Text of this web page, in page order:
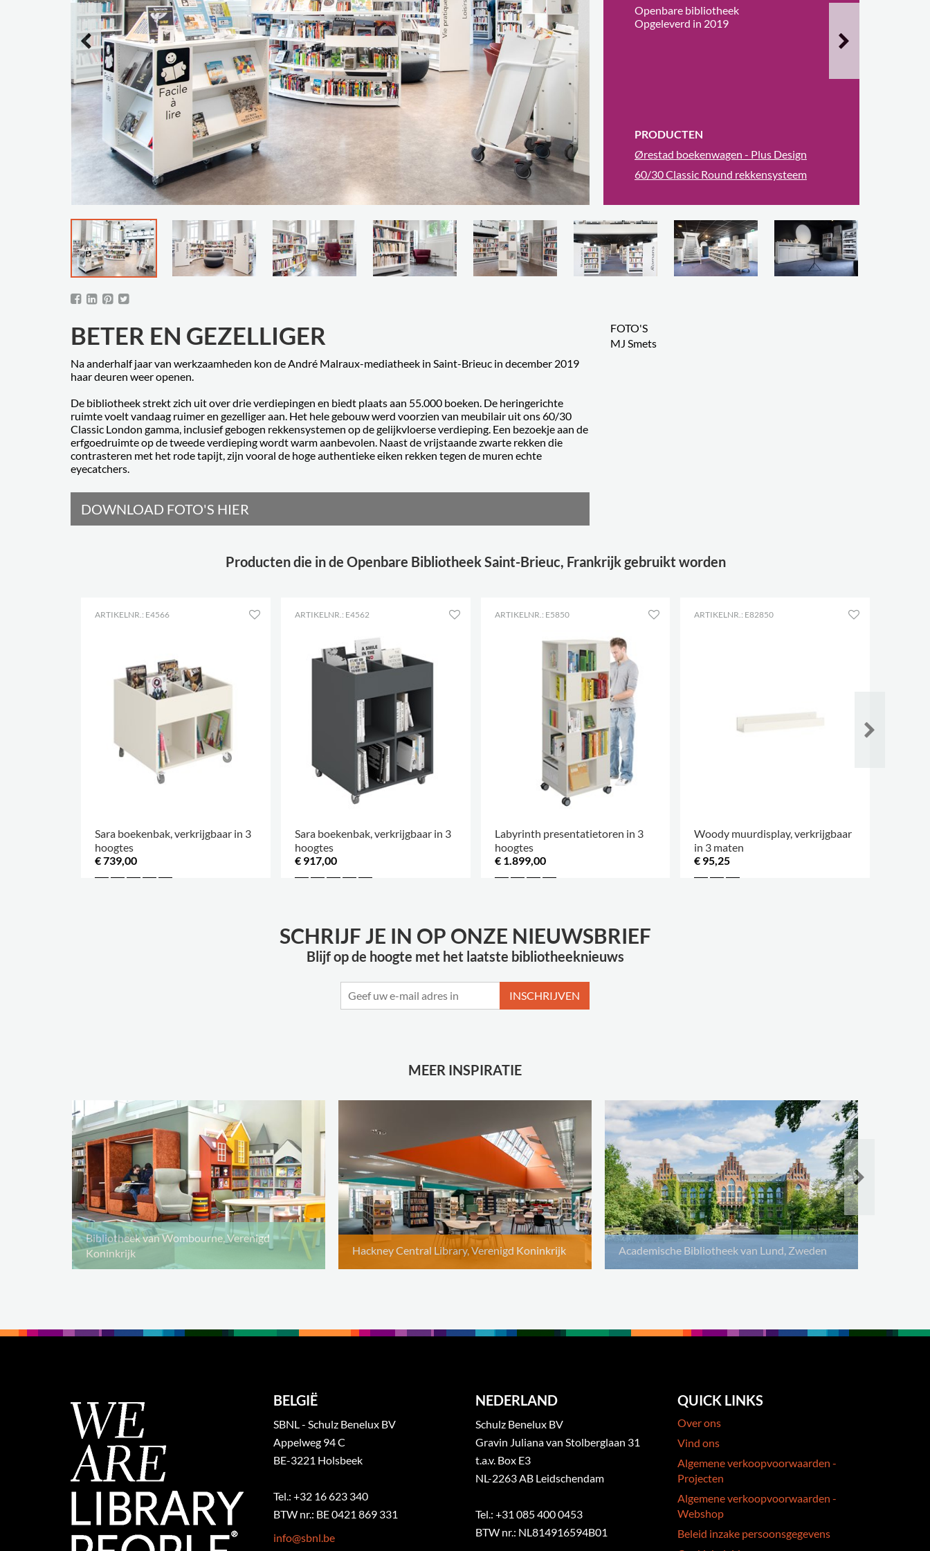
Openbare bibliotheek
Opgeleverd in 2019
PRODUCTEN
Ørestad boekenwagen - Plus Design
60/30 Classic Round rekkensysteem
BETER EN GEZELLIGER
Na anderhalf jaar van werkzaamheden kon de André Malraux-mediatheek in Saint-Brieuc in december 2019
haar deuren weer openen.
De bibliotheek strekt zich uit over drie verdiepingen en biedt plaats aan 55.000 boeken. De heringerichte
ruimte voelt vandaag ruimer en gezelliger aan. Het hele gebouw werd voorzien van meubilair uit ons 60/30
Classic London gamma, inclusief gebogen rekkensystemen op de gelijkvloerse verdieping. Een bezoekje aan de
erfgoedruimte op de tweede verdieping wordt warm aanbevolen. Naast de vrijstaande zwarte rekken die
contrasteren met het rode tapijt, zijn vooral de hoge authentieke eiken rekken tegen de muren echte
eyecatchers.
DOWNLOAD FOTO'S HIER
FOTO'S
MJ Smets
Producten die in de Openbare Bibliotheek Saint-Brieuc, Frankrijk gebruikt worden
ARTIKELNR.: E4566
Sara boekenbak, verkrijgbaar in 3
hoogtes
€ 739,00
ARTIKELNR.: E4562
Sara boekenbak, verkrijgbaar in 3
hoogtes
€ 917,00
ARTIKELNR.: E5850
Labyrinth presentatietoren in 3
hoogtes
€ 1.899,00
ARTIKELNR.: E82850
Woody muurdisplay, verkrijgbaar
in 3 maten
€ 95,25
SCHRIJF JE IN OP ONZE NIEUWSBRIEF
Blijf op de hoogte met het laatste bibliotheeknieuws
INSCHRIJVEN
MEER INSPIRATIE
Bibliotheek van Wombourne, Verenigd
Koninkrijk
Hackney Central Library, Verenigd Koninkrijk Academische Bibliotheek van Lund, Zweden
BELGIË
SBNL - Schulz Benelux BV
Appelweg 94 C
BE-3221 Holsbeek
Tel.: +32 16 623 340
BTW nr.: BE 0421 869 331
info@sbnl.be
NEDERLAND
Schulz Benelux BV
Gravin Juliana van Stolberglaan 31
t.a.v. Box E3
NL-2263 AB Leidschendam
Tel.: +31 085 400 0453
BTW nr.: NL814916594B01
QUICK LINKS
Over ons
Vind ons
Algemene verkoopvoorwaarden -
Projecten
Algemene verkoopvoorwaarden -
Webshop
Beleid inzake persoonsgegevens